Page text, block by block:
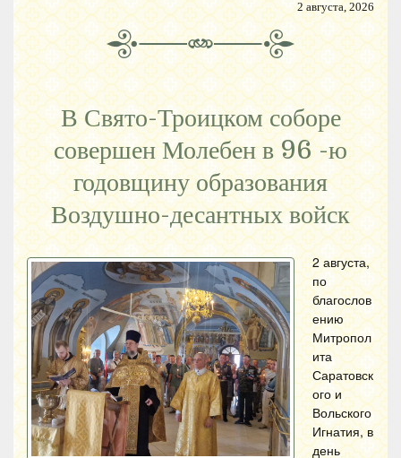
2 августа, 2026
В Свято-Троицком соборе
совершен Молебен в 96 -ю
годовщину образования
Воздушно-десантных войск
2 августа,
по
благослов
ению
Митропол
ита
Саратовск
ого и
Вольского
Игнатия, в
день